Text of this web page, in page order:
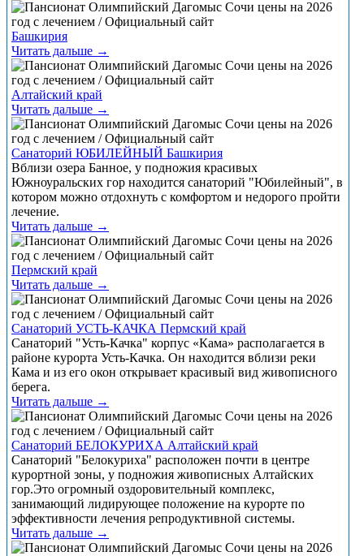
Башкирия
Читать дальше →
Алтайский край
Читать дальше →
Санаторий ЮБИЛЕЙНЫЙ Башкирия
Вблизи озера Банное, у подножия красивых
Южноуральских гор находится санаторий "Юбилейный", в
котором можно отдохнуть с комфортом и недорого пройти
лечение.
Читать дальше →
Пермский край
Читать дальше →
Санаторий УСТЬ-КАЧКА Пермский край
Санаторий "Усть-Качка" корпус «Кама» располагается в
районе курорта Усть-Качка. Он находится вблизи реки
Кама и из его окон открывает красивый вид живописного
берега.
Читать дальше →
Санаторий БЕЛОКУРИХА Алтайский край
Санаторий "Белокуриха" расположен почти в центре
курортной зоны, у подножия живописных Алтайских
гор.Это огромный оздоровительный комплекс,
занимающий лидирующее положение на курорте по
эффективности лечения репродуктивной системы.
Читать дальше →